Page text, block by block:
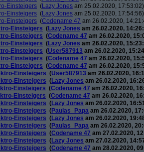
Einsteigers (Lazy Jones am 25.02.2020, 17:53:02)
Einsteigers (Lazy Jones am 25.02.2020, 17:54:56)
Einsteigers (Codename 47 am 26.02.2020,
Einsteigers (Lazy Jones am 26.02.2020,
Einsteigers (Codename 47 am 26.02.2020,
Einsteigers (Lazy Jones am 26.02.2020,
Einsteigers (User587913 am 26.02.2020,
Einsteigers (Codename 47 am 26.02.2020,
Einsteigers (Codename 47 am 26.02.2020,
Einsteigers (User587913 am 26.02.2020,
Einsteigers (Lazy Jones am 26.02.2020,
Einsteigers (Codename 47 am 26.02.2020,
Einsteigers (Codename 47 am 26.02.2020,
Einsteigers (Lazy Jones am 26.02.2020,
Einsteigers (Paulas_Papa am 26.02.2020,
Einsteigers (Lazy Jones am 26.02.2020,
Einsteigers (Paulas_Papa am 26.02.2020,
Einsteigers (Codename 47 am 27.02.2020,
Einsteigers (Lazy Jones am 27.02.2020,
Einsteigers (Codename 47 am 28.02.2020,